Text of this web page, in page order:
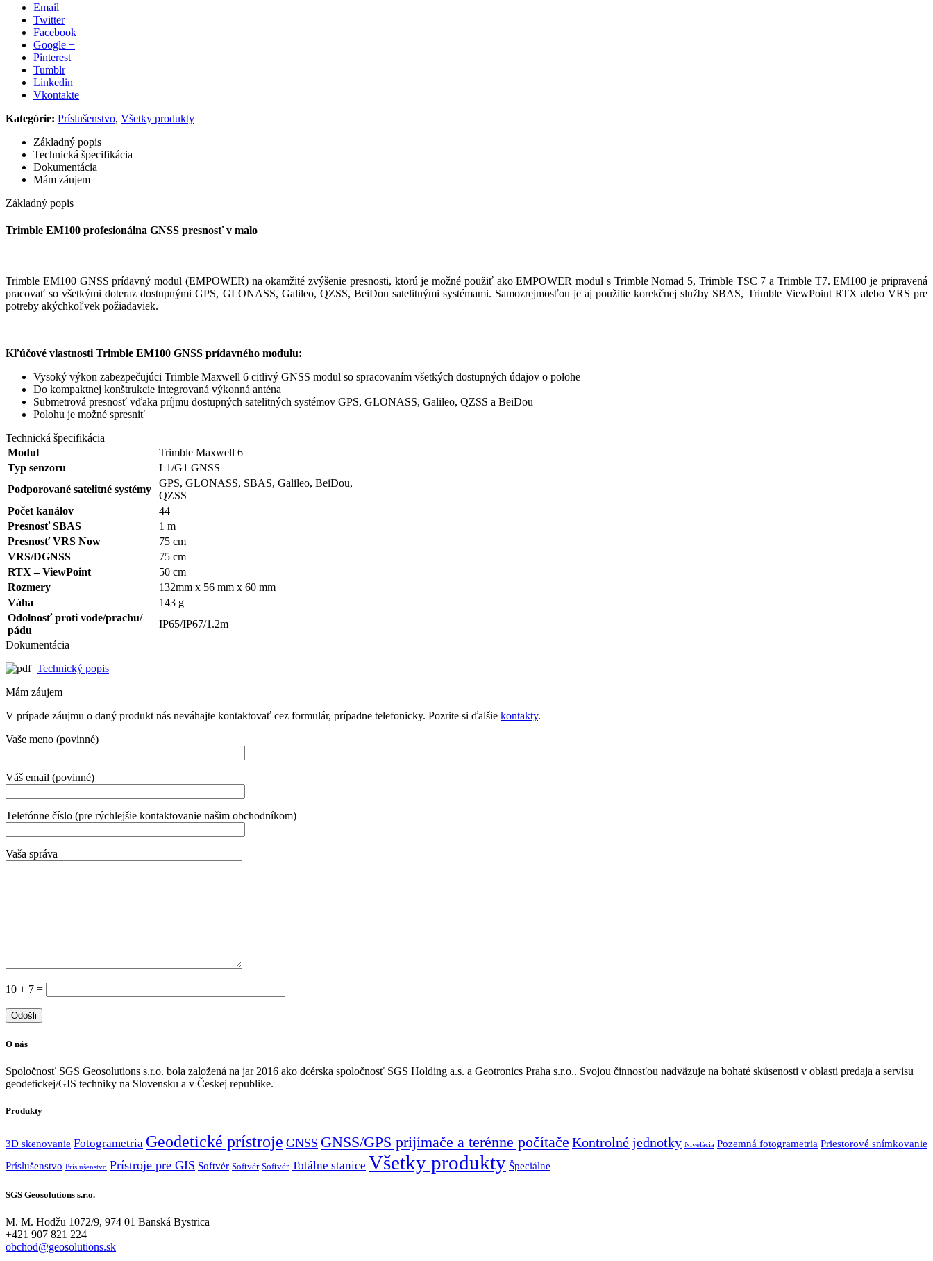
Email
Twitter
Facebook
Google +
Pinterest
Tumblr
Linkedin
Vkontakte
Kategórie: Príslušenstvo, Všetky produkty
Základný popis
Technická špecifikácia
Dokumentácia
Mám záujem
Základný popis
Trimble EM100 profesionálna GNSS presnosť v malo
Trimble EM100 GNSS prídavný modul (EMPOWER) na okamžité zvýšenie presnosti, ktorú je možné použiť ako EMPOWER modul s Trimble Nomad 5, Trimble TSC 7 a Trimble T7. EM100 je pripravená
pracovať so všetkými doteraz dostupnými GPS, GLONASS, Galileo, QZSS, BeiDou satelitnými systémami. Samozrejmosťou je aj použitie korekčnej služby SBAS, Trimble ViewPoint RTX alebo VRS pre
potreby akýchkoľvek požiadaviek.
Kľúčové vlastnosti Trimble EM100 GNSS prídavného modulu:
Vysoký výkon zabezpečujúci Trimble Maxwell 6 citlivý GNSS modul so spracovaním všetkých dostupných údajov o polohe
Do kompaktnej konštrukcie integrovaná výkonná anténa
Submetrová presnosť vďaka príjmu dostupných satelitných systémov GPS, GLONASS, Galileo, QZSS a BeiDou
Polohu je možné spresniť
Technická špecifikácia
Modul
Trimble Maxwell 6
Typ senzoru
L1/G1 GNSS
Podporované satelitné systémy
GPS, GLONASS, SBAS, Galileo, BeiDou,
QZSS
Počet kanálov
44
Presnosť SBAS
1 m
Presnosť VRS Now
75 cm
VRS/DGNSS
75 cm
RTX – ViewPoint
50 cm
Rozmery
132mm x 56 mm x 60 mm
Váha
143 g
Odolnosť proti vode/prachu/
pádu
IP65/IP67/1.2m
Dokumentácia
Technický popis
Mám záujem
V prípade záujmu o daný produkt nás neváhajte kontaktovať cez formulár, prípadne telefonicky. Pozrite si ďalšie kontakty.
Vaše meno (povinné)
Váš email (povinné)
Telefónne číslo (pre rýchlejšie kontaktovanie našim obchodníkom)
Vaša správa
10 + 7 =
O nás
Spoločnosť SGS Geosolutions s.r.o. bola založená na jar 2016 ako dcérska spoločnosť SGS Holding a.s. a Geotronics Praha s.r.o.. Svojou činnosťou nadväzuje na bohaté skúsenosti v oblasti predaja a servisu
geodetickej/GIS techniky na Slovensku a v Českej republike.
Produkty
3D skenovanie Fotogrametria Geodetické prístroje GNSS GNSS/GPS prijímače a terénne počítače Kontrolné jednotky Nivelácia Pozemná fotogrametria Priestorové snímkovanie
Príslušenstvo Príslušenstvo Prístroje pre GIS Softvér Softvér Softvér Totálne stanice Všetky produkty Špeciálne
SGS Geosolutions s.r.o.
M. M. Hodžu 1072/9, 974 01 Banská Bystrica
+421 907 821 224
obchod@geosolutions.sk